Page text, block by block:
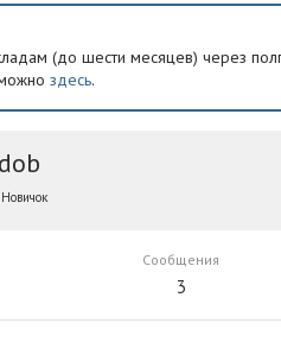
(до шести месяцев) через
здесь.
dob
Новичок
Сообщения
3